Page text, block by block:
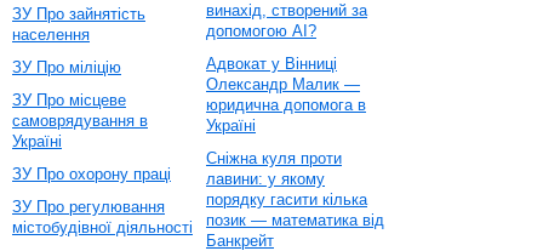
ЗУ Про зайнятість
населення
ЗУ Про міліцію
ЗУ Про місцеве
самоврядування в
Україні
ЗУ Про охорону праці
ЗУ Про регулювання
містобудівної діяльності
винахід, створений за
допомогою AI?
Адвокат у Вінниці
Олександр Малик —
юридична допомога в
Україні
Сніжна куля проти
лавини: у якому
порядку гасити кілька
позик — математика від
Банкрейт